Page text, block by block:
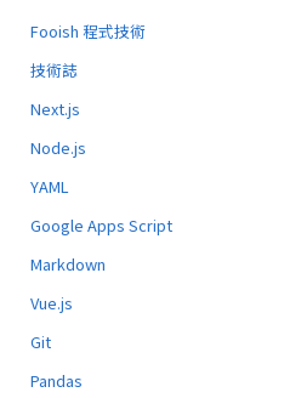
Fooish 程式技術
技術誌
Next.js
Node.js
YAML
Google Apps Script
Markdown
Vue.js
Git
Pandas